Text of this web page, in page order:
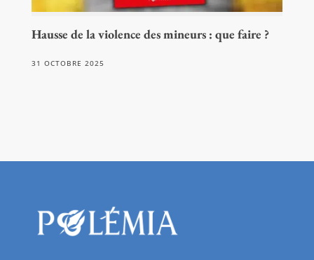
Hausse de la violence des mineurs : que faire ?
31 OCTOBRE 2025